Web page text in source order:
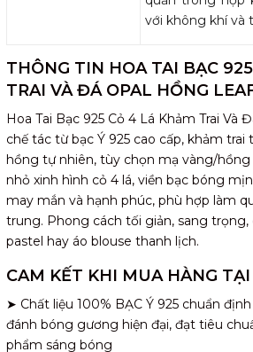
với không khí và
THÔNG TIN HOA TAI BẠC
TRAI VÀ ĐÁ OPAL HỒNG
Hoa Tai Bạc 925 Cỏ 4 Lá Khảm Trai Và
chế tác từ bạc Ý 925 cao cấp, khảm trai
hồng tự nhiên, tùy chọn mạ vàng/hồng
nhỏ xinh hình cỏ 4 lá, viền bạc bóng
may mắn và hạnh phúc, phù hợp làm
trung. Phong cách tối giản, sang trọng,
pastel hay áo blouse thanh lịch.
CAM KẾT KHI MUA HÀNG
➤ Chất liệu 100% BẠC Ý 925 chuẩn
đánh bóng gương hiện đại, đạt tiêu
phẩm sáng bóng